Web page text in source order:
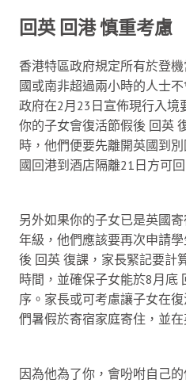
回英 回港 慎重考慮
香港特區政府規定所有於登
國或南非超過兩小時的人士
政府在2月23日宣佈現行入境
你的子女會復活節假後 回英
時，他們便要先離開英國到
國回港到酒店隔離21日方可回
另外如果你的子女已是英國
年級，他們應該要再次申請
後 回英 復課，家長緊記要計
時間，並確保子女能於8月底
序。家長或可考慮讓子女在
們暑假於寄宿家庭寄住，並
因為他為了你，會吩咐自己